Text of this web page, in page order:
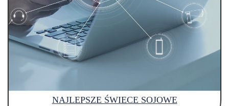
NAJLEPSZE ŚWIECE SOJOWE